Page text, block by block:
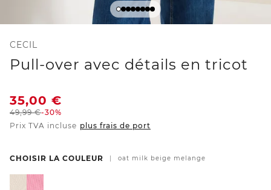
CECIL
Pull-over avec détails en tricot
35,00 €
49,99€-30%
Prix TVA incluse plus frais de port
CHOISIR LA COULEUR oat milk beige melange